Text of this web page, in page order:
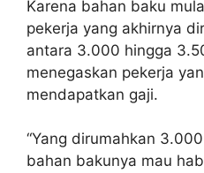
Karena bahan baku
pekerja yang akhirnya
antara 3.000 hingga
menegaskan pekerja
mendapatkan gaji.
“Yang dirumahkan
bahan bakunya mau